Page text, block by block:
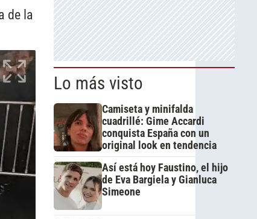
de la
Lo más visto
Camiseta y minifalda
cuadrillé: Gime Accardi
conquista España con un
original look en tendencia
Así está hoy Faustino, el hijo
de Eva Bargiela y Gianluca
Simeone